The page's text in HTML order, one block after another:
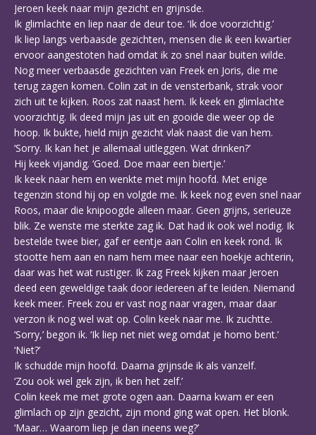
Jeroen keek naar mijn gezicht en grijnsde.
Ik glimlachte en liep naar de deur toe. ‘Ik doe voorzichtig.’
Ik liep langs verbaasde gezichten, mensen die ik een kwartier
ervoor aangestoten had omdat ik zo snel naar buiten wilde.
Nog meer verbaasde gezichten van Freek en Joris, die me
terug zagen komen. Colin zat in de vensterbank, strak voor
zich uit te kijken. Roos zat naast hem. Ik keek en glimlachte
voorzichtig. Ik deed mijn jas uit en gooide die weer op de
hoop. Ik bukte, hield mijn gezicht vlak naast die van hem.
‘Sorry. Ik kan het je allemaal uitleggen. Wat drinken?’
Hij keek vijandig. ‘Goed. Doe maar een biertje.’
Ik keek naar hem en wenkte met mijn hoofd. Met enige
tegenzin stond hij op en volgde me. Ik keek nog even snel naar
Roos, maar die knipoogde alleen maar. Geen grijns, serieuze
blik. Ze wenste me sterkte zag ik. Dat had ik ook wel nodig. Ik
bestelde twee bier, gaf er eentje aan Colin en keek rond. Ik
stootte hem aan en nam hem mee naar een hoekje achterin,
daar was het wat rustiger. Ik zag Freek kijken maar Jeroen
deed een geweldige taak door iedereen af te leiden. Niemand
keek meer. Freek zou er vast nog naar vragen, maar daar
verzon ik nog wel wat op. Colin keek naar me. Ik zuchtte.
‘Sorry,’ begon ik. ‘Ik liep net niet weg omdat je homo bent.’
‘Niet?’
Ik schudde mijn hoofd. Daarna grijnsde ik als vanzelf.
‘Zou ook wel gek zijn, ik ben het zelf.’
Colin keek me met grote ogen aan. Daarna kwam er een
glimlach op zijn gezicht, zijn mond ging wat open. Het blonk.
‘Maar… Waarom liep je dan ineens weg?’